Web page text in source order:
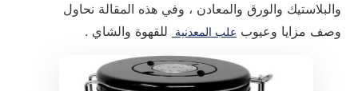
والبلاستيك والورق والمعادن ، وفي هذه المقالة نحاول
وصف مزايا وعيوب علب المعدنية للقهوة والشاي .